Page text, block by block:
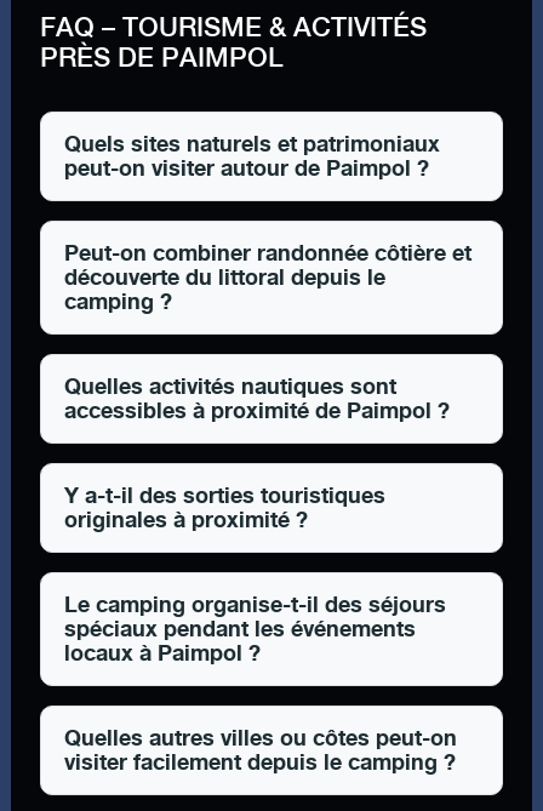
FAQ – TOURISME & ACTIVITÉS
PRÈS DE PAIMPOL
Quels sites naturels et patrimoniaux
peut-on visiter autour de Paimpol ?
Peut-on combiner randonnée côtière et
découverte du littoral depuis le
camping ?
Quelles activités nautiques sont
accessibles à proximité de Paimpol ?
Y a-t-il des sorties touristiques
originales à proximité ?
Le camping organise-t-il des séjours
spéciaux pendant les événements
locaux à Paimpol ?
Quelles autres villes ou côtes peut-on
visiter facilement depuis le camping ?